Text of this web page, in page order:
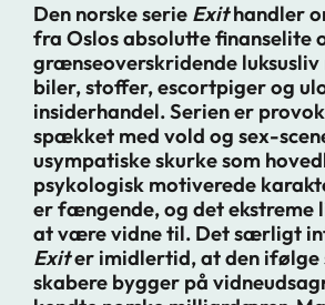
Den norske serie Exithandler
fra Oslos absolutte finanselite
grænseoverskridende luksusliv
biler, stoffer, escortpiger og
insiderhandel. Serien er
spækket med vold og sex-
usympatiske skurke som
psykologisk motiverede
er fængende, og det ekstreme
at være vidne til. Det særligt
Exiter imidlertid, at den ifølge
skabere bygger på